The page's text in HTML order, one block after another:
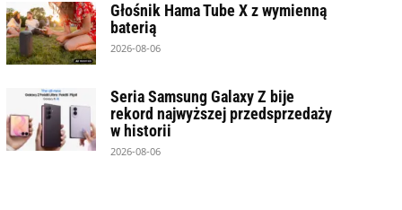
Głośnik Hama Tube X z wymienną
baterią
2026-08-06
Seria Samsung Galaxy Z bije
rekord najwyższej przedsprzedaży
w historii
2026-08-06